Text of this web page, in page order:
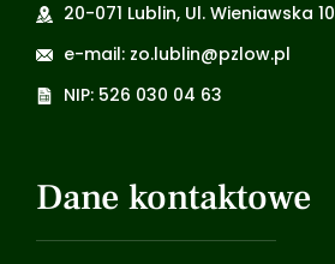
20-071 Lublin, Ul. Wieniawska 10
e-mail: zo.lublin@pzlow.pl
NIP: 526 030 04 63
Dane kontaktowe